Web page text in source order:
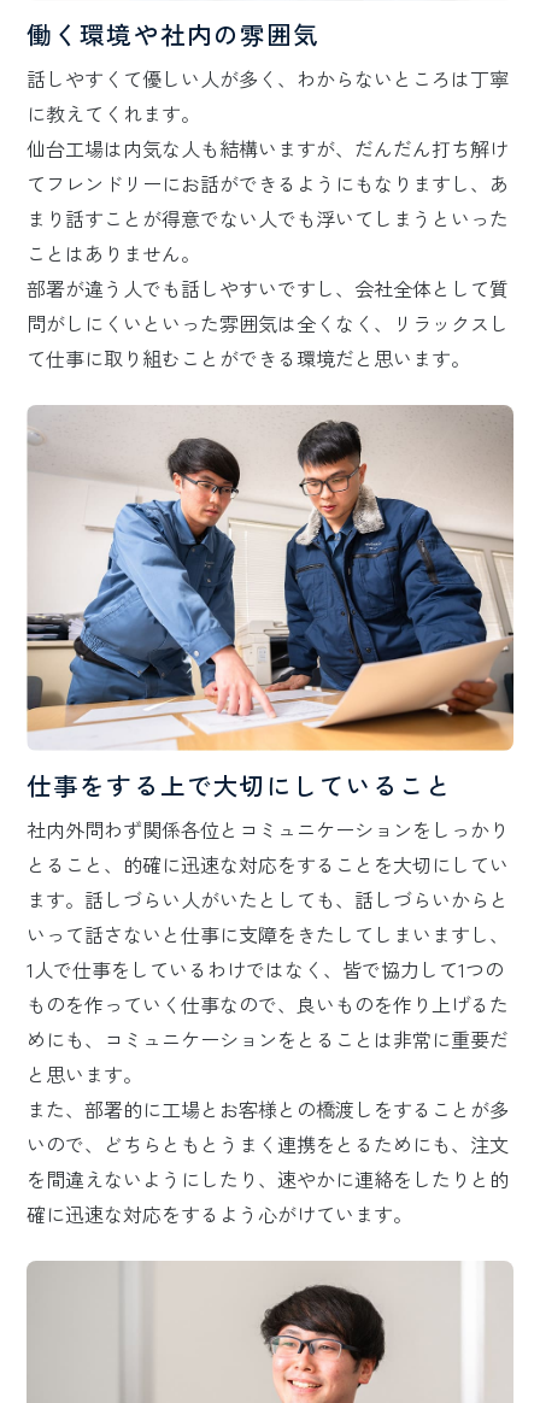
働く環境や社内の雰囲気
話しやすくて優しい人が多く、わからないところは丁寧
に教えてくれます。
仙台工場は内気な人も結構いますが、だんだん打ち解け
てフレンドリーにお話ができるようにもなりますし、あ
まり話すことが得意でない人でも浮いてしまうといった
ことはありません。
部署が違う人でも話しやすいですし、会社全体として質
問がしにくいといった雰囲気は全くなく、リラックスし
て仕事に取り組むことができる環境だと思います。
仕事をする上で大切にしていること
社内外問わず関係各位とコミュニケーションをしっかり
とること、的確に迅速な対応をすることを大切にしてい
ます。話しづらい人がいたとしても、話しづらいからと
いって話さないと仕事に支障をきたしてしまいますし、
1人で仕事をしているわけではなく、皆で協力して1つの
ものを作っていく仕事なので、良いものを作り上げるた
めにも、コミュニケーションをとることは非常に重要だ
と思います。
また、部署的に工場とお客様との橋渡しをすることが多
いので、どちらともとうまく連携をとるためにも、注文
を間違えないようにしたり、速やかに連絡をしたりと的
確に迅速な対応をするよう心がけています。